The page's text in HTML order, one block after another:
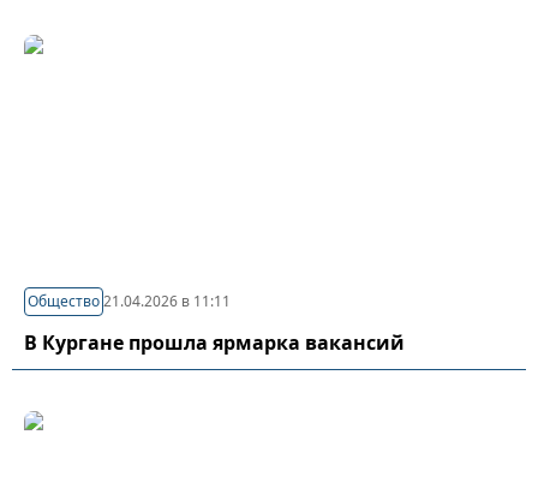
Общество21.04.2026 в 11:11
В Кургане прошла ярмарка вакансий